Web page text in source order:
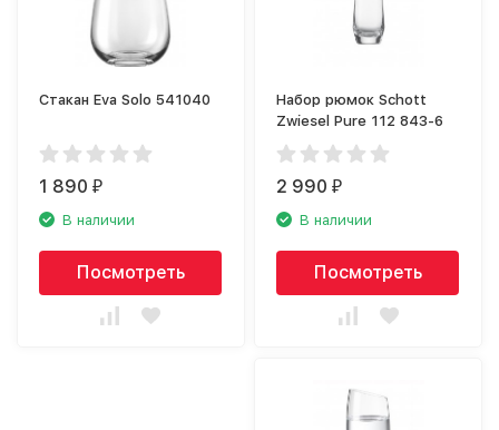
Стакан Eva Solo 541040
1 890₽
В наличии
Посмотреть
Набор рюмок Schott
Zwiesel Pure 112 843-6
2 990₽
В наличии
Посмотреть